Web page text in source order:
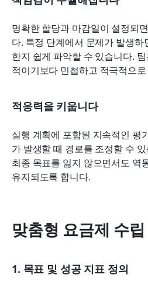
명확한 할당과 마감일이 설정되
다. 특정 단계에서 문제가 발생
한지 쉽게 파악할 수 있습니다.
적이기보다 민첩하고 적극적으
적응력을 키웁니다
실행 계획에 포함된 지속적인 평
가 발생할 때 경로를 조정할 수
최종 목표를 잃지 않으면서도 역
유지되도록 합니다.
맞춤형 요금제 수
1. 목표 및 성공 지표 정의